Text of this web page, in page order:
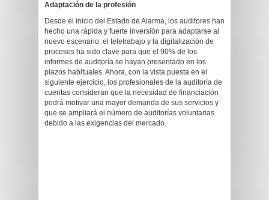
Adaptación de la profesión
Desde el inicio del Estado de Alarma, los auditores han
hecho una rápida y fuerte inversión para adaptarse al
nuevo escenario: el teletrabajo y la digitalización de
procesos ha sido clave para que el 90% de los
informes de auditoría se hayan presentado en los
plazos habituales. Ahora, con la vista puesta en el
siguiente ejercicio, los profesionales de la auditoría de
cuentas consideran que la necesidad de financiación
podrá motivar una mayor demanda de sus servicios y
que se ampliará el número de auditorías voluntarias
debido a las exigencias del mercado.